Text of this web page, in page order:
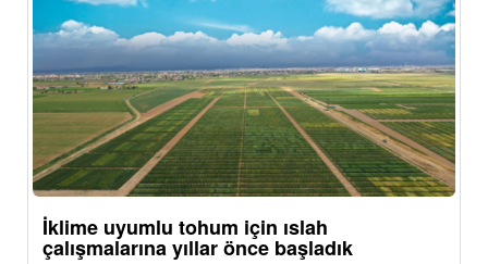
İklime uyumlu tohum için ıslah
çalışmalarına yıllar önce başladık